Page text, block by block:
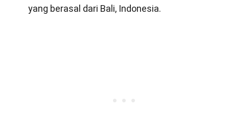
yang berasal dari Bali, Indonesia.